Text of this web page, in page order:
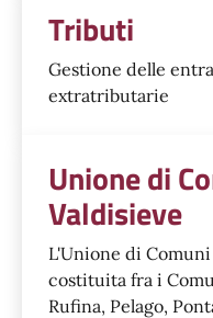
Tributi
Gestione delle
extratributarie
Unione di
Valdisieve
L'Unione di
costituita fra i
Rufina, Pelago,